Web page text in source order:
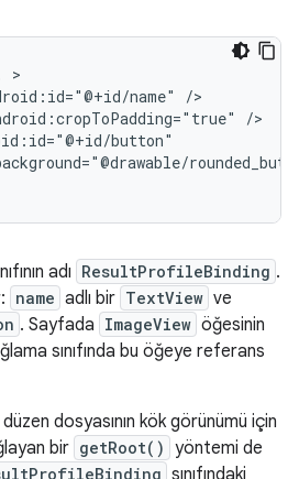
name"
adı ResultProfileBinding .
name adlı bir TextView ve
. Sayfada ImageView öğesinin
sınıfında bu öğeye referans
düzen dosyasının kök görünümü için
bir getRoot() yöntemi de
sınıfındaki